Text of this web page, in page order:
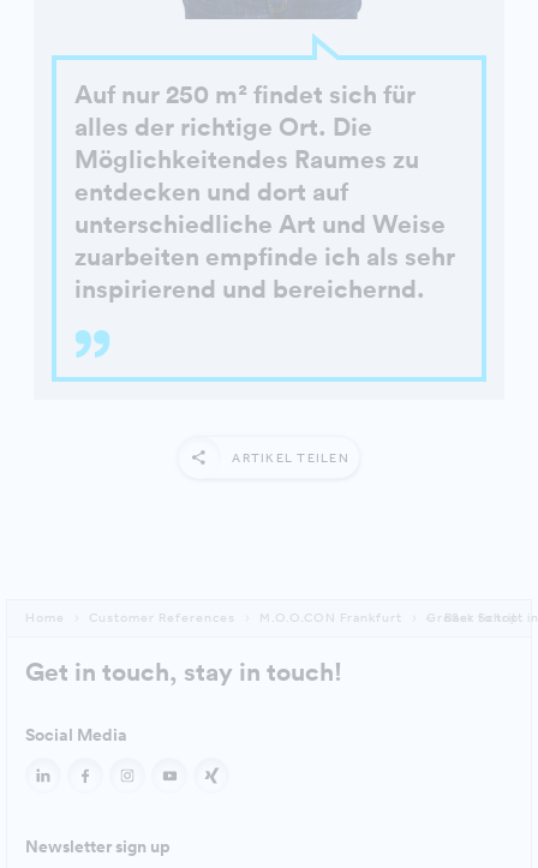
Auf nur 250 m² findet sich für
alles der richtige Ort. Die
Möglichkeitendes Raumes zu
entdecken und dort auf
unterschiedliche Art und Weise
zuarbeiten empfinde ich als sehr
inspirierend und bereichernd.
ARTIKEL TEILEN
Home Customer References M.O.O.CON Frankfurt Großer Schritt
Back to top
Get in touch, stay in touch!
Social Media
Newsletter sign up